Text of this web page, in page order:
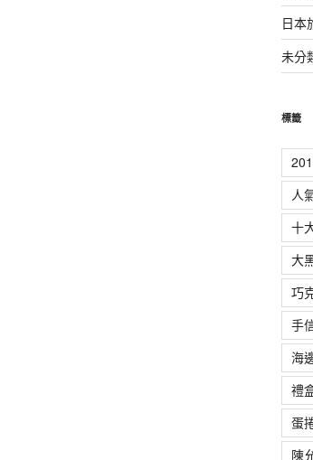
日本
未分
標籤
人
十
大
巧
手
海
禮
蛋
陳